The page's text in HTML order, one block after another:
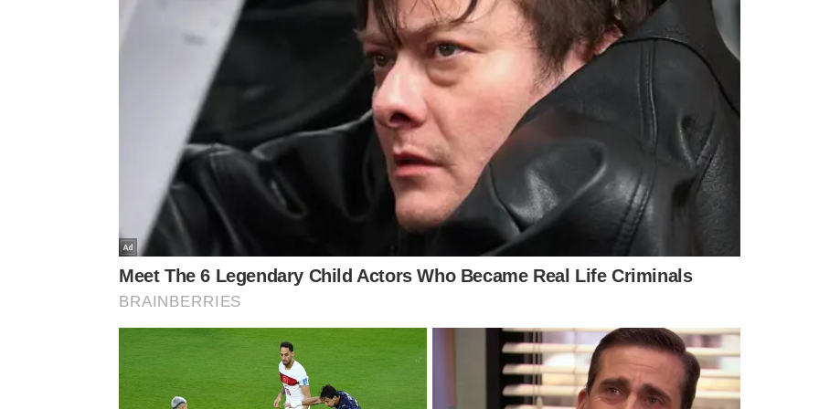
Qual molho combina com essa versão da salada?
precisa ser leve o suficiente para não amolecer a casca dourada da batata. O
chef pasteleiro
dispensa a maionese pura e prefere uma emulsão mais ácida, capaz de cortar a gordura da fritura sem
encharcar o prato.
Maionese caseira diluída com uma colher de
azeite extravirgem
Mostarda dijon para dar profundidade ao sabor
Vinagre de vinho branco ou suco de limão siciliano
Cebolinha verde picada na hora, salsinha fresca e pimenta-do-reino moída
Uma pitada desal grosso